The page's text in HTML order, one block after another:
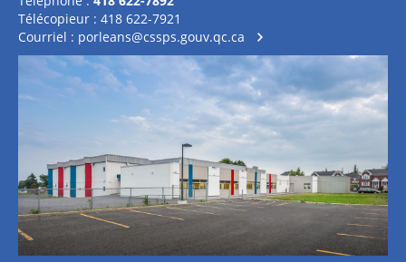
Télécopieur : 418 622-7921
Courriel : porleans@cssps.gouv.qc.ca